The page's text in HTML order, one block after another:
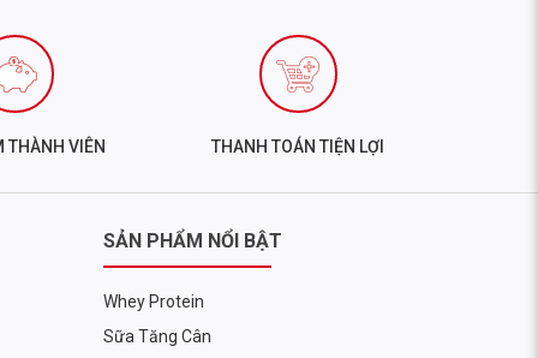
THÀNH VIÊN THANH TOÁN TIỆN LỢI
SẢN PHẨM NỔI BẬT
Whey Protein
Sữa Tăng Cân